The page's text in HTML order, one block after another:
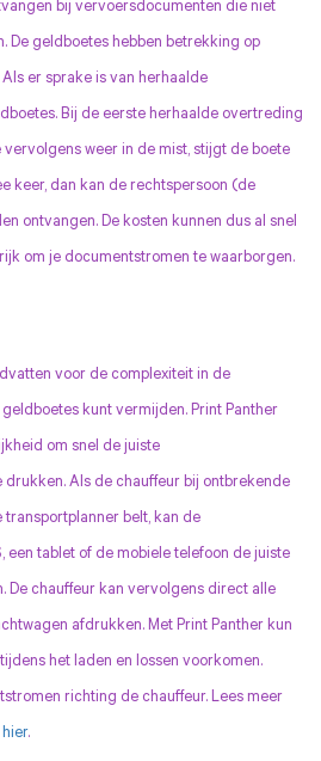
bij vervoersdocumenten die niet
De geldboetes hebben betrekking op
Als er sprake is van herhaalde
Bij de eerste herhaalde overtreding
vervolgens weer in de mist, stijgt de boete
keer, dan kan de rechtspersoon (de
ontvangen. De kosten kunnen dus al snel
om je documentstromen te waarborgen.
voor de complexiteit in de
kunt vermijden. Print Panther
om snel de juiste
Als de chauffeur bij ontbrekende
belt, kan de
een tablet of de mobiele telefoon de juiste
De chauffeur kan vervolgens direct alle
afdrukken. Met Print Panther kun
het laden en lossen voorkomen.
richting de chauffeur. Lees meer
hier.